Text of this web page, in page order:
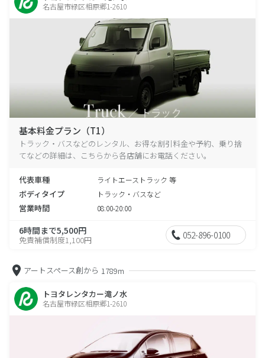
名古屋市緑区相原郷1-2610
基本料金プラン（T1）
トラック・バスなどのレンタル、お得な割引料金や予約、乗り捨
てなどの詳細は、こちらから各店舗にお電話ください。
代表車種 ライトエーストラック 等
ボディタイプ トラック・バスなど
営業時間 08:00-20:00
6時間まで5,500円
免責補償制度1,100円 052-896-0100
アートスペース創から 1789m
トヨタレンタカー滝ノ水
名古屋市緑区相原郷1-2610